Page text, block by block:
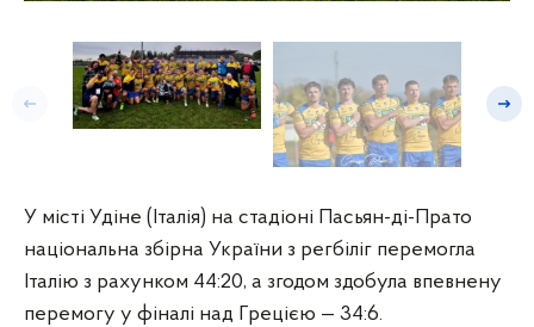
Попередній слайд
Спільне фото: спортсмени з регбілігу, тренери та
У місті Удіне (Італія) на стадіоні Пасьян-ді-Прато
національна збірна України з регбіліг перемогла
Італію з рахунком 44:20, а згодом здобула впевнену
перемогу у фіналі над Грецією — 34:6.